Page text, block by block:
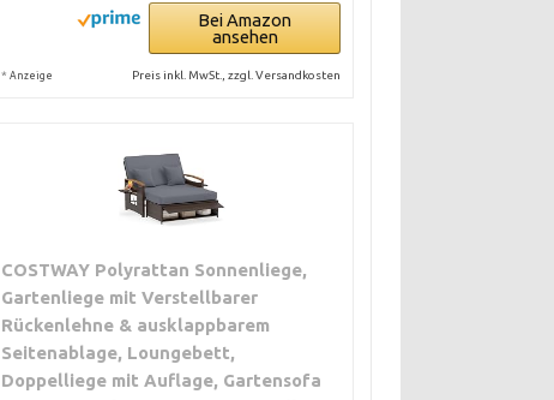
Bei Amazon
ansehen
* Anzeige Preis inkl. MwSt., zzgl. Versandkosten
COSTWAY Polyrattan Sonnenliege,
Gartenliege mit Verstellbarer
Rückenlehne & ausklappbarem
Seitenablage, Loungebett,
Doppelliege mit Auflage, Gartensofa